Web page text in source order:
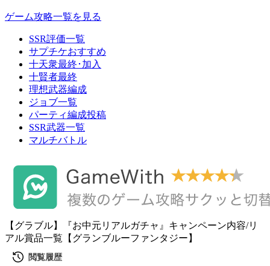
ゲーム攻略一覧を見る
SSR評価一覧
サプチケおすすめ
十天衆最終･加入
十賢者最終
理想武器編成
ジョブ一覧
パーティ編成投稿
SSR武器一覧
マルチバトル
【グラブル】『お中元リアルガチャ』キャンペーン内容/リ
アル賞品一覧【グランブルーファンタジー】